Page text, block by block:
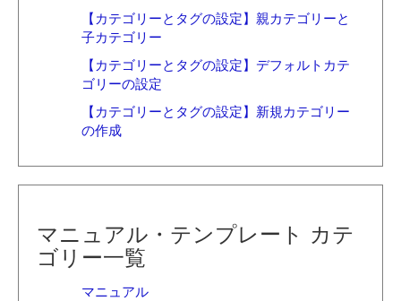
【カテゴリーとタグの設定】親カテゴリーと
子カテゴリー
【カテゴリーとタグの設定】デフォルトカテ
ゴリーの設定
【カテゴリーとタグの設定】新規カテゴリー
の作成
マニュアル・テンプレート カテ
ゴリー一覧
マニュアル